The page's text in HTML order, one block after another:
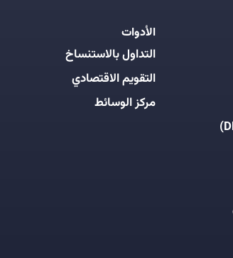
الأدوات
التداول بالاستنساخ
التقويم الاقتصادي
مركز الوسائط